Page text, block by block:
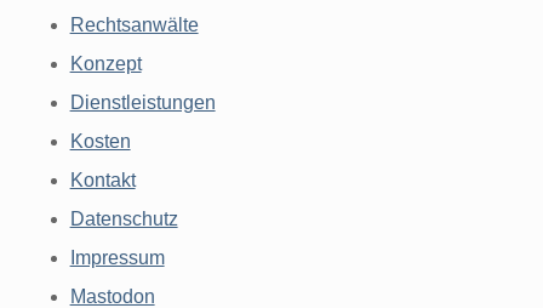
Rechtsanwälte
Konzept
Dienstleistungen
Kosten
Kontakt
Datenschutz
Impressum
Mastodon